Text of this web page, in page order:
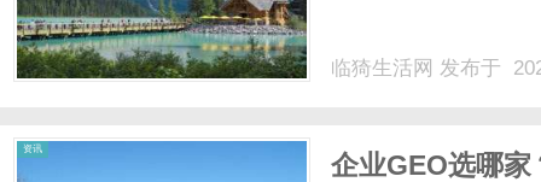
临猗生活网 发布于
资讯
企业GEO选哪